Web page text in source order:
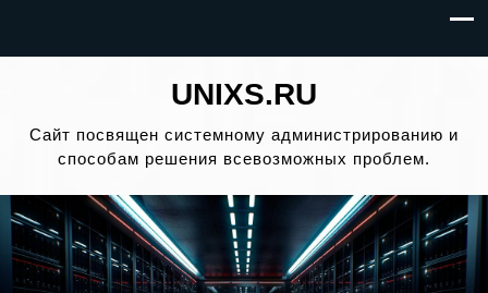
UNIXS.RU
Сайт посвящен системному администрированию и
способам решения всевозможных проблем.